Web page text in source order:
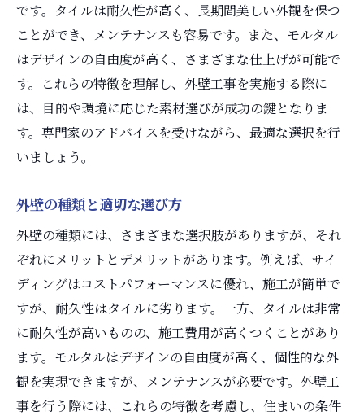
です。タイルは耐久性が高く、長期間美しい外観を保つ
ことができ、メンテナンスも容易です。また、モルタル
はデザインの自由度が高く、さまざまな仕上げが可能で
す。これらの特徴を理解し、外壁工事を実施する際に
は、目的や環境に応じた素材選びが成功の鍵となりま
す。専門家のアドバイスを受けながら、最適な選択を行
いましょう。
外壁の種類と適切な選び方
外壁の種類には、さまざまな選択肢がありますが、それ
ぞれにメリットとデメリットがあります。例えば、サイ
ディングはコストパフォーマンスに優れ、施工が簡単で
すが、耐久性はタイルに劣ります。一方、タイルは非常
に耐久性が高いものの、施工費用が高くつくことがあり
ます。モルタルはデザインの自由度が高く、個性的な外
観を実現できますが、メンテナンスが必要です。外壁工
事を行う際には、これらの特徴を考慮し、住まいの条件